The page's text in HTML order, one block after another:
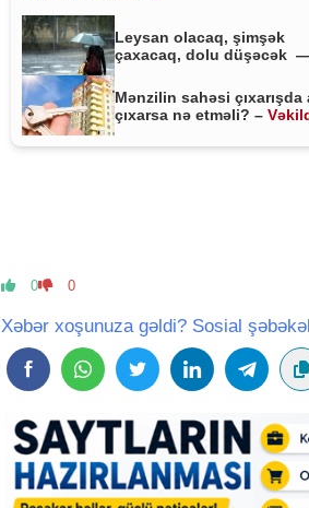
Leysan olacaq, şimşək
çaxacaq, dolu düşəcək
Mənzilin sahəsi çıxarışda
çıxarsa nə etməli? –
0 0
Xəbər xoşunuza gəldi? Sosial